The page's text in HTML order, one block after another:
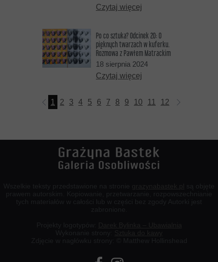
Czytaj więcej
Po co sztuka? Odcinek 20: O
pięknych twarzach w kuferku.
Rozmowa z Pawłem Matrackim
18 sierpnia 2024
Czytaj więcej
1 2 3 4 5 6 7 8 9 10 11 12 13